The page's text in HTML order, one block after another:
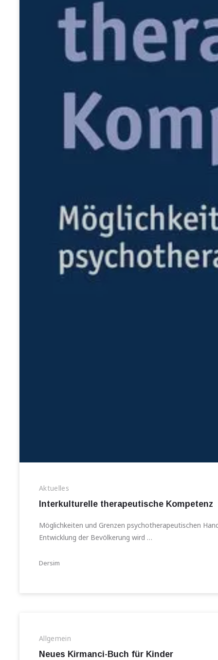
Aktuelles
Interkulturelle therapeutische Kompetenz
Möglichkeiten und Grenzen psychotherapeutischen
Entwicklung der Bevölkerung wird …
Dersim
Allgemein
Neues Kirmanci-Buch für Kinder